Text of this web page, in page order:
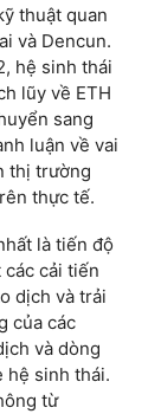
thuật quan
và Dencun.
hệ sinh thái
lũy về ETH
sang
luận về vai
thị trường
thực tế.
là tiến độ
cải tiến
dịch và trải
của các
và dòng
hệ sinh thái.
từ